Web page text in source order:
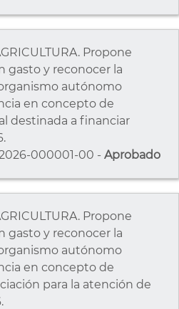
Propone
gasto y reconocer la
autónomo
en concepto de
destinada a financiar
000001-00 - Aprobado
Propone
gasto y reconocer la
autónomo
en concepto de
para la atención de